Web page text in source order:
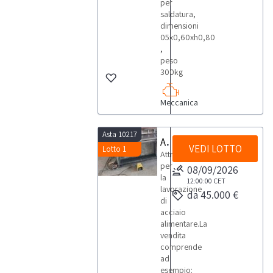
per
saldatura,
dimensioni
05x0,60xh0,80
,
peso
300kg
Meccanica
Asta 10217
Lotto 1
Attrezzature per la lavorazione di acciaio alimentare
Attrezzature
per
la
lavorazione
di
acciaio
alimentare.La
vendita
comprende
ad
esempio:
VEDI LOTTO
08/09/2026
12:00:00 CET
da 45.000 €